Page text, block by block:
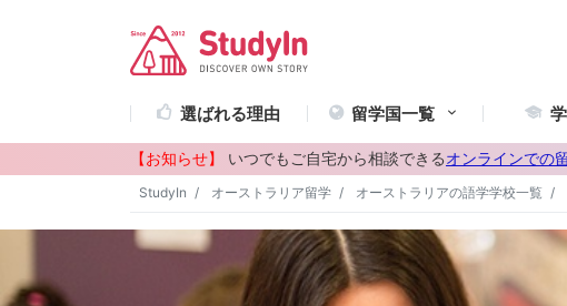
選ばれる理由 留学国一覧
【お知らせ】 いつでもご自宅から相談できるオンラインでの
StudyIn オーストラリア留学 オーストラリアの語学学校一覧